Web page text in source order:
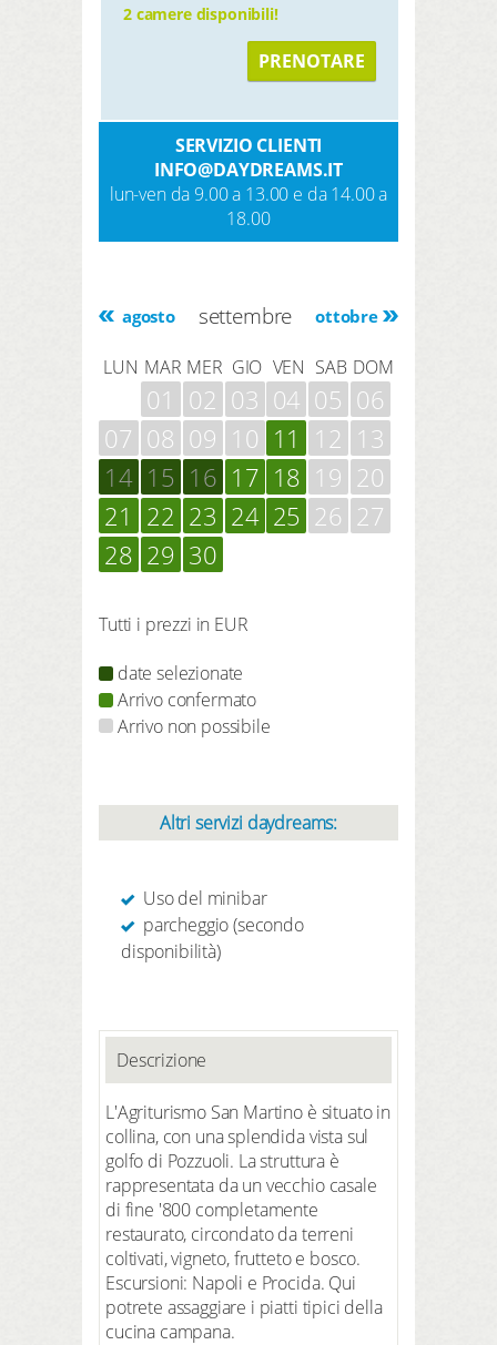
2 camere disponibili!
PRENOTARE
SERVIZIO CLIENTI
INFO@DAYDREAMS.IT
lun-ven da 9.00 a 13.00 e da 14.00 a
18.00
ottobre
agosto settembre
LUN MAR MER GIO VEN SAB DOM
01 02 03 04 05 06
07 08 09 10 11 12 13
14 15 16 17 18 19 20
21 22 23 24 25 26 27
28 29 30
Tutti i prezzi in EUR
date selezionate
Arrivo confermato
Arrivo non possibile
Altri servizi daydreams:
Uso del minibar
parcheggio (secondo
disponibilità)
Descrizione
L'Agriturismo San Martino è situato in
collina, con una splendida vista sul
golfo di Pozzuoli. La struttura è
rappresentata da un vecchio casale
di fine '800 completamente
restaurato, circondato da terreni
coltivati, vigneto, frutteto e bosco.
Escursioni: Napoli e Procida. Qui
potrete assaggiare i piatti tipici della
cucina campana.